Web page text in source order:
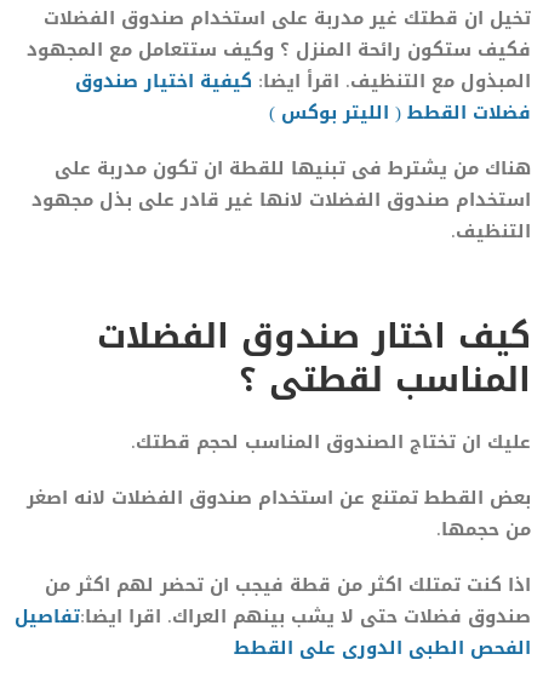
تخيل ان قطتك غير مدربة على استخدام صندوق الفضلات
فكيف ستكون رائحة المنزل ؟ وكيف ستتعامل مع المجهود
المبذول مع التنظيف. اقرأ ايضا: كيفية اختيار صندوق
فضلات القطط ( الليتر بوكس )
هناك من يشترط فى تبنيها للقطة ان تكون مدربة على
استخدام صندوق الفضلات لانها غير قادر على بذل مجهود
التنظيف.
كيف اختار صندوق الفضلات
المناسب لقطتى ؟
عليك ان تختاج الصندوق المناسب لحجم قطتك.
بعض القطط تمتنع عن استخدام صندوق الفضلات لانه اصغر
من حجمها.
اذا كنت تمتلك اكثر من قطة فيجب ان تحضر لهم اكثر من
صندوق فضلات حتى لا يشب بينهم العراك. اقرا ايضا:تفاصيل
الفحص الطبى الدورى على القطط